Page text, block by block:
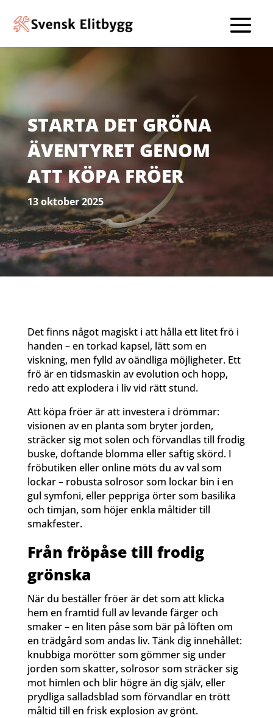
STARTA DET GRÖNA
ÄVENTYRET GENOM
ATT KÖPA FRÖER
13 oktober 2025
Det finns något magiskt i att hålla ett litet frö i
handen – en torkad kapsel, lätt som en
viskning, men fylld av oändliga möjligheter. Ett
frö är en tidsmaskin av evolution och hopp,
redo att explodera i liv vid rätt stund.
Att köpa fröer är att investera i drömmar:
visionen av en planta som bryter jorden,
sträcker sig mot solen och förvandlas till frodig
buske, doftande blomma eller saftig skörd. I
fröbutiken eller online möts du av val som
lockar – robusta solrosor som lockar bin i en
gul symfoni, eller peppriga örter som basilika
och timjan, som höjer enkla måltider till
smakfester.
Från fröpåse till frodig
grönska
När du beställer fröer är det som att klicka
hem en framtid full av levande färger och
smaker – en liten påse som bär på löften om
en trädgård som andas liv. Tänk dig innehållet:
knubbiga morötter som gömmer sig under
jorden som skatter, solrosor som sträcker sig
mot himlen och blir högre än dig själv, eller
prydliga salladsblad som förvandlar en trött
måltid till en frisk explosion av grönt.